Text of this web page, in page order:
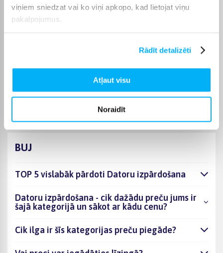
viņiem sniedzat vai ko viņi apkopo, kad lietojat viņu
pakalpojumus.
Rādīt detalizēti
Atļaut visu
Noraidīt
iegādāties ērtāk, sadalot maksājumu vairākās daļās. Piegāde
ir pieejama visā Latvijā: piegāde uz pakomātiem maksā no 2,99
€, bet pasūtījumiem virs 499 € piegāde uz pakomātu ir bez
preces piegādes termiņš vienmēr ir norādīts konkrētās preces
piegādāsim norādītajā termiņā, lai pirkumu internetā varētu
saņemt jums ērtā veidā.
BUJ
TOP 5 vislabāk pārdoti Datoru izpārdošana
Datoru izpārdošana - cik dažādu preču jums ir
šajā kategorijā un sākot ar kādu cenu?
Cik ilga ir šīs kategorijas preču piegāde?